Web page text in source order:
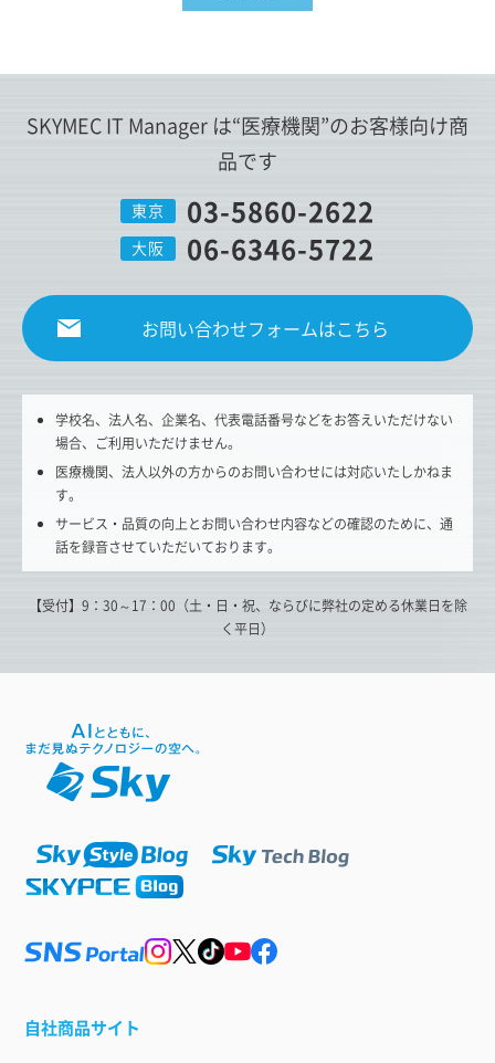
SKYMEC IT Manager は“医療機関”のお客様向け商
品です
東京 03-5860-2622
大阪 06-6346-5722
お問い合わせフォームはこちら
学校名、法人名、企業名、代表電話番号などをお答えいただけない
場合、ご利用いただけません。
医療機関、法人以外の方からのお問い合わせには対応いたしかねま
す。
サービス・品質の向上とお問い合わせ内容などの確認のために、通
話を録音させていただいております。
【受付】9：30～17：00（土・日・祝、ならびに弊社の定める休業日を除
く平日）
自社商品サイト